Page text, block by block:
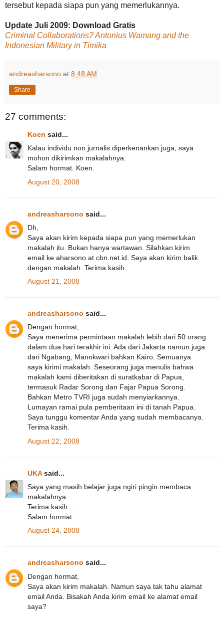
tersebut kepada siapa pun yang memerlukannya.
Update Juli 2009: Download Gratis
Criminal Collaborations? Antonius Wamang and the
Indonesian Military in Timika
andreasharsono at 8:48 AM
Share
27 comments:
Koen said...
Kalau individu non jurnalis diperkenankan juga, saya
mohon dikirimkan makalahnya.
Salam hormat. Koen.
August 20, 2008
andreasharsono said...
Dh,
Saya akan kirim kepada siapa pun yang memerlukan
makalah itu. Bukan hanya wartawan. Silahkan kirim
email ke aharsono at cbn.net.id. Saya akan kirim balik
dengan makalah. Terima kasih.
August 21, 2008
andreasharsono said...
Dengan hormat,
Saya menerima permintaan makalah lebih dari 50 orang
dalam dua hari terakhir ini. Ada dari Jakarta namun juga
dari Ngabang, Manokwari bahkan Kairo. Semuanya
saya kirimi makalah. Seseorang juga menulis bahwa
makalah kami diberitakan di suratkabar di Papua,
termasuk Radar Sorong dan Fajar Papua Sorong.
Bahkan Metro TVRI juga sudah menyiarkannya.
Lumayan ramai pula pemberitaan ini di tanah Papua.
Saya tunggu komentar Anda yang sudah membacanya.
Terima kasih.
August 22, 2008
UKAsaid...
Saya yang masih belajar juga ngiri pingin membaca
makalahnya...
Terima kasih...
Salam hormat.
August 24, 2008
andreasharsono said...
Dengan hormat,
Saya akan kirim makalah. Namun saya tak tahu alamat
email Anda. Bisakah Anda kirim email ke alamat email
saya?